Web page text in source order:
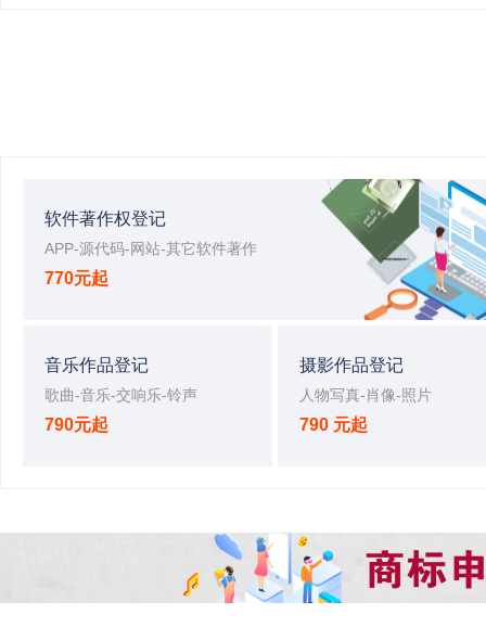
软件著作权登记
APP-源代码-网站-其它软件著作
770元起
音乐作品登记
歌曲-音乐-交响乐-铃声
790元起
摄影作品登记
人物写真-肖像-照片
790 元起